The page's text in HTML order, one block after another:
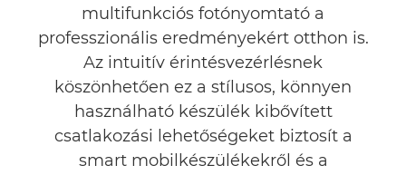
multifunkciós fotónyomtató a
professzionális eredményekért otthon is.
Az intuitív érintésvezérlésnek
köszönhetően ez a stílusos, könnyen
használható készülék kibővített
csatlakozási lehetőségeket biztosít a
smart mobilkészülékekről és a